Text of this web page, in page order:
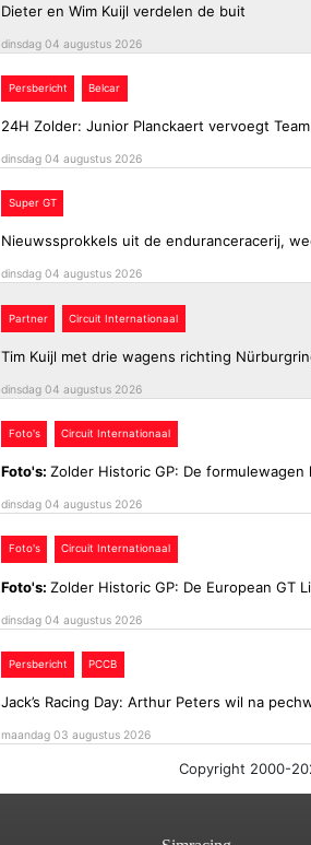
Dieter en Wim Kuijl verdelen de buit
dinsdag 04 augustus 2026
Persbericht Belcar
24H Zolder: Junior Planckaert vervoegt
dinsdag 04 augustus 2026
Super GT
Nieuwssprokkels uit de enduranceracerij,
dinsdag 04 augustus 2026
Partner Circuit Internationaal
Tim Kuijl met drie wagens richting
dinsdag 04 augustus 2026
Foto's Circuit Internationaal
Foto's:Zolder Historic GP: De
dinsdag 04 augustus 2026
Foto's Circuit Internationaal
Foto's:Zolder Historic GP: De European GT
dinsdag 04 augustus 2026
Persbericht PCCB
Jack’s Racing Day: Arthur Peters wil na
maandag 03 augustus 2026
Copyright 2000-